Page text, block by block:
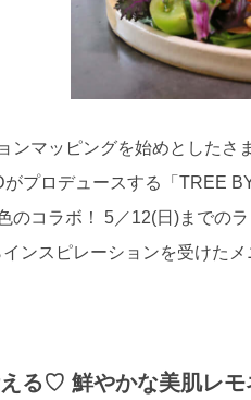
ンマッピングを始めとしたさ
プロデュースする「TREE
のコラボ！ 5／12(日)までの
インスピレーションを受けた
る♡ 鮮やかな美肌レモ